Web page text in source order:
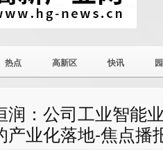
热点 高新区 快讯
润：公司工业智能
产业化落地-焦点播